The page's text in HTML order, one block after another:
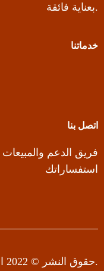
بعناية فائقة.
خدماتنا
اتصل بنا
استفساراتك
حقوق النشر © 2022 العمر للصيانة.